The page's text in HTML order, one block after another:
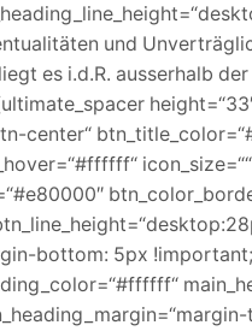
und
es i.d.R. ausserhalb
center“
bottom: 5px